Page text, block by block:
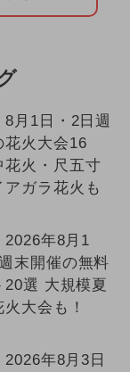
8月1日・2日週
花火大会16
花火・尺五寸
アガラ花火も
2026年8月1
末開催の無料
20選 大規模夏
大会も！
2026年8月3日